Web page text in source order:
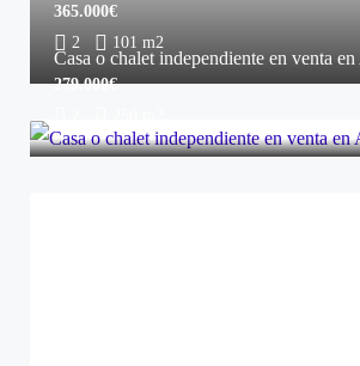
2 101 m2
365.000€
279.000€